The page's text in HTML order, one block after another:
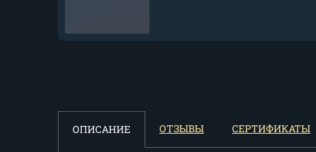
Нож Вепрь дамаск рукоять
карельская...
ОПИСАНИЕ ОТЗЫВЫ СЕРТИФИКАТЫ